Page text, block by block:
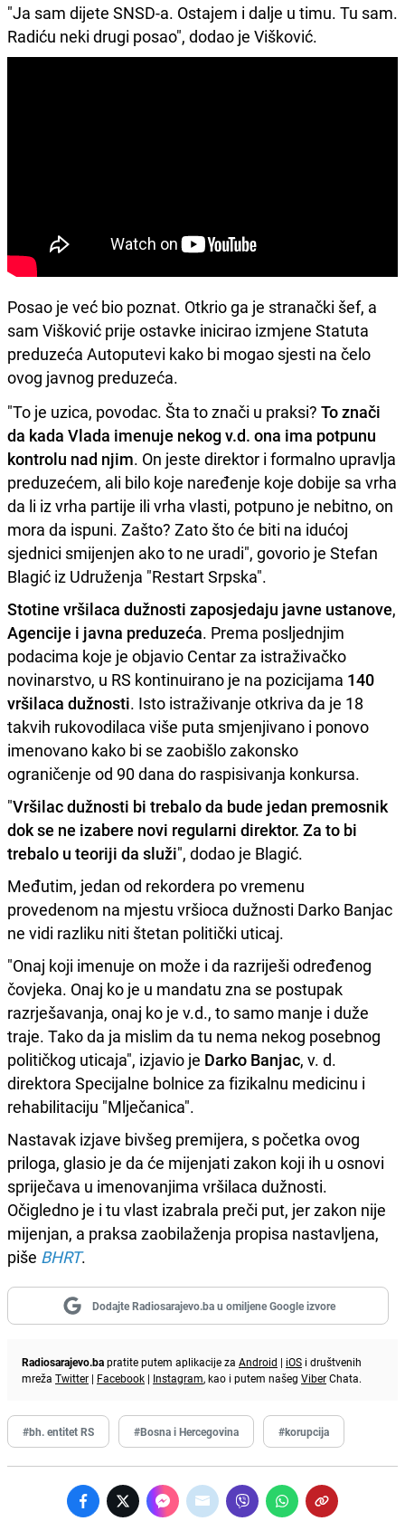
"Ja sam dijete SNSD-a. Ostajem i dalje u timu. Tu sam.
Radiću neki drugi posao", dodao je Višković.
Posao je već bio poznat. Otkrio ga je stranački šef, a
sam Višković prije ostavke inicirao izmjene Statuta
preduzeća Autoputevi kako bi mogao sjesti na čelo
ovog javnog preduzeća.
"To je uzica, povodac. Šta to znači u praksi? To znači
da kada Vlada imenuje nekog v.d. ona ima potpunu
kontrolu nad njim. On jeste direktor i formalno upravlja
preduzećem, ali bilo koje naređenje koje dobije sa vrha
da li iz vrha partije ili vrha vlasti, potpuno je nebitno, on
mora da ispuni. Zašto? Zato što će biti na idućoj
sjednici smijenjen ako to ne uradi", govorio je Stefan
Blagić iz Udruženja "Restart Srpska".
Stotine vršilaca dužnosti zaposjedaju javne ustanove,
Agencije i javna preduzeća. Prema posljednjim
podacima koje je objavio Centar za istraživačko
novinarstvo, u RS kontinuirano je na pozicijama 140
vršilaca dužnosti. Isto istraživanje otkriva da je 18
takvih rukovodilaca više puta smjenjivano i ponovo
imenovano kako bi se zaobišlo zakonsko
ograničenje od 90 dana do raspisivanja konkursa.
"Vršilac dužnosti bi trebalo da bude jedan premosnik
dok se ne izabere novi regularni direktor. Za to bi
trebalo u teoriji da služi", dodao je Blagić.
Međutim, jedan od rekordera po vremenu
provedenom na mjestu vršioca dužnosti Darko Banjac
ne vidi razliku niti štetan politički uticaj.
"Onaj koji imenuje on može i da razriješi određenog
čovjeka. Onaj ko je u mandatu zna se postupak
razrješavanja, onaj ko je v.d., to samo manje i duže
traje. Tako da ja mislim da tu nema nekog posebnog
političkog uticaja", izjavio je Darko Banjac, v. d.
direktora Specijalne bolnice za fizikalnu medicinu i
rehabilitaciju "Mlječanica".
Nastavak izjave bivšeg premijera, s početka ovog
priloga, glasio je da će mijenjati zakon koji ih u osnovi
spriječava u imenovanjima vršilaca dužnosti.
Očigledno je i tu vlast izabrala preči put, jer zakon nije
mijenjan, a praksa zaobilaženja propisa nastavljena,
piše BHRT.
Dodajte Radiosarajevo.ba u omiljene Google izvore
Radiosarajevo.bapratite putem aplikacije za Android | iOS i društvenih
mreža Twitter | Facebook | Instagram, kao i putem našeg ViberChata.
#bh. entitet RS #Bosna i Hercegovina #korupcija